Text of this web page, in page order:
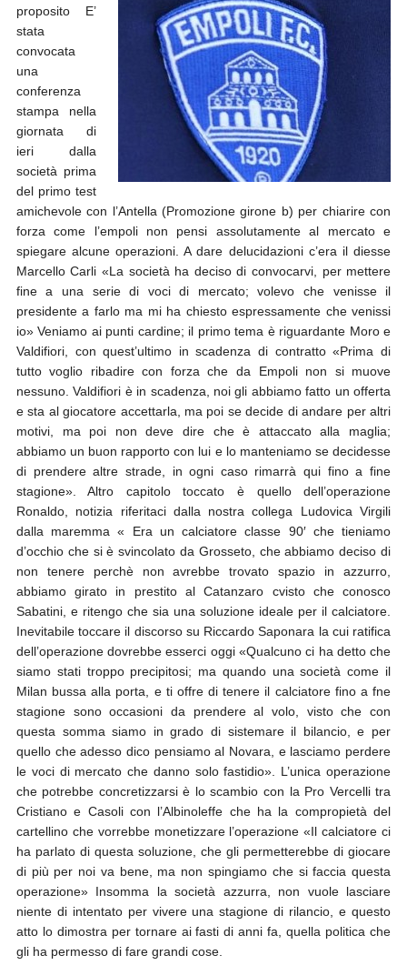
proposito E’
stata
convocata
una
conferenza
stampa nella
giornata di
ieri dalla
società prima
del primo test
amichevole con l’Antella (Promozione girone b) per chiarire con
forza come l’empoli non pensi assolutamente al mercato e
spiegare alcune operazioni. A dare delucidazioni c’era il diesse
Marcello Carli «La società ha deciso di convocarvi, per mettere
fine a una serie di voci di mercato; volevo che venisse il
presidente a farlo ma mi ha chiesto espressamente che venissi
io» Veniamo ai punti cardine; il primo tema è riguardante Moro e
Valdifiori, con quest’ultimo in scadenza di contratto «Prima di
tutto voglio ribadire con forza che da Empoli non si muove
nessuno. Valdifiori è in scadenza, noi gli abbiamo fatto un offerta
e sta al giocatore accettarla, ma poi se decide di andare per altri
motivi, ma poi non deve dire che è attaccato alla maglia;
abbiamo un buon rapporto con lui e lo manteniamo se decidesse
di prendere altre strade, in ogni caso rimarrà qui fino a fine
stagione». Altro capitolo toccato è quello dell’operazione
Ronaldo, notizia riferitaci dalla nostra collega Ludovica Virgili
dalla maremma « Era un calciatore classe 90′ che tieniamo
d’occhio che si è svincolato da Grosseto, che abbiamo deciso di
non tenere perchè non avrebbe trovato spazio in azzurro,
abbiamo girato in prestito al Catanzaro cvisto che conosco
Sabatini, e ritengo che sia una soluzione ideale per il calciatore.
Inevitabile toccare il discorso su Riccardo Saponara la cui ratifica
dell’operazione dovrebbe esserci oggi «Qualcuno ci ha detto che
siamo stati troppo precipitosi; ma quando una società come il
Milan bussa alla porta, e ti offre di tenere il calciatore fino a fne
stagione sono occasioni da prendere al volo, visto che con
questa somma siamo in grado di sistemare il bilancio, e per
quello che adesso dico pensiamo al Novara, e lasciamo perdere
le voci di mercato che danno solo fastidio». L’unica operazione
che potrebbe concretizzarsi è lo scambio con la Pro Vercelli tra
Cristiano e Casoli con l’Albinoleffe che ha la compropietà del
cartellino che vorrebbe monetizzare l’operazione «Il calciatore ci
ha parlato di questa soluzione, che gli permetterebbe di giocare
di più per noi va bene, ma non spingiamo che si faccia questa
operazione» Insomma la società azzurra, non vuole lasciare
niente di intentato per vivere una stagione di rilancio, e questo
atto lo dimostra per tornare ai fasti di anni fa, quella politica che
gli ha permesso di fare grandi cose.